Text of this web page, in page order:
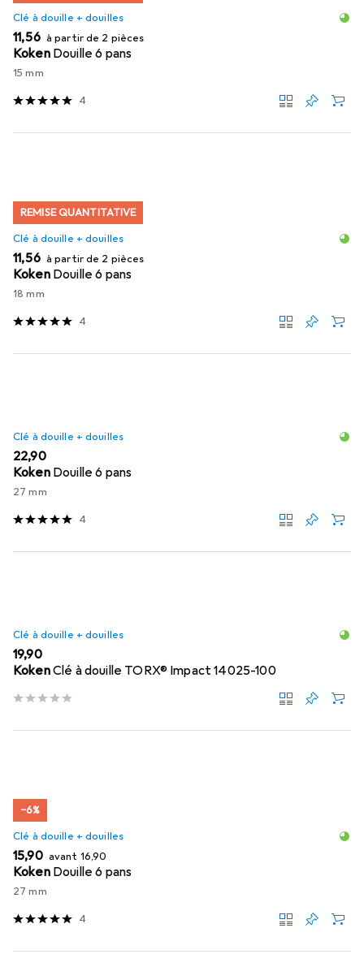
Clé à douille + douilles
EUR
11,56 à partir de 2 pièces
Koken Douille 6 pans
15 mm
4
REMISE QUANTITATIVE
Clé à douille + douilles
EUR
11,56 à partir de 2 pièces
Koken Douille 6 pans
18 mm
4
Clé à douille + douilles
EUR
22,90
Koken Douille 6 pans
27 mm
4
Clé à douille + douilles
EUR
19,90
KokenClé à douille TORX® Impact 14025-100
−6%
Clé à douille + douilles
EUR
15,90 avant EUR
16,90
Koken Douille 6 pans
27 mm
4